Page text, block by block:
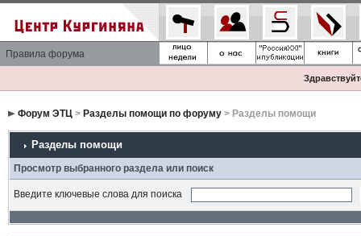
Правила форума
Форум ЭТЦ> Разделы помощи по форуму> Разделы помощи
Разделы помощи
Просмотр выбранного раздела или поиск
Введите ключевые слова для поиска